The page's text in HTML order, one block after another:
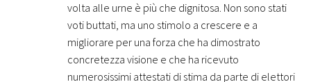
volta alle urne è più che dignitosa. Non sono stati
voti buttati, ma uno stimolo a crescere e a
migliorare per una forza che ha dimostrato
concretezza visione e che ha ricevuto
numerosissimi attestati di stima da parte di elettori